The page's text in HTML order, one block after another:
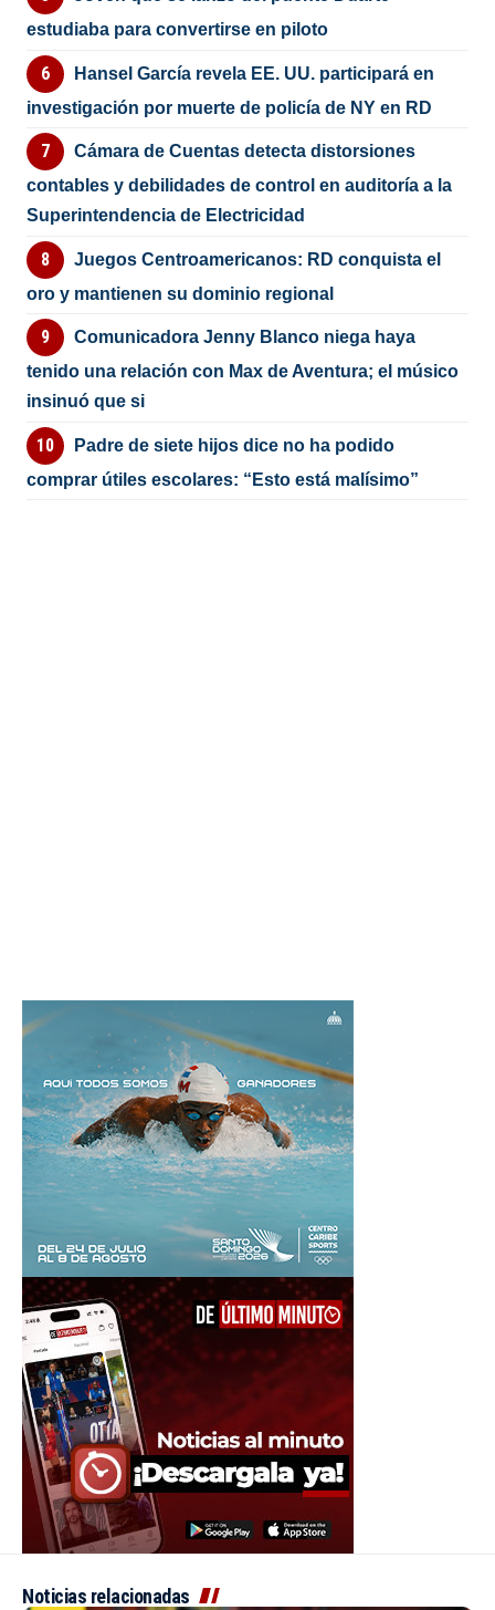
estudiaba para convertirse en piloto
Hansel García revela EE. UU. participará en
investigación por muerte de policía de NY en RD
Cámara de Cuentas detecta distorsiones
contables y debilidades de control en auditoría a la
Superintendencia de Electricidad
Juegos Centroamericanos: RD conquista el
oro y mantienen su dominio regional
Comunicadora Jenny Blanco niega haya
tenido una relación con Max de Aventura; el músico
insinuó que si
Padre de siete hijos dice no ha podido
comprar útiles escolares: “Esto está malísimo”
Noticias relacionadas